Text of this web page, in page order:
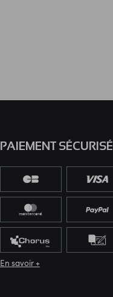
PAIEMENT SÉCURISÉ
En savoir +